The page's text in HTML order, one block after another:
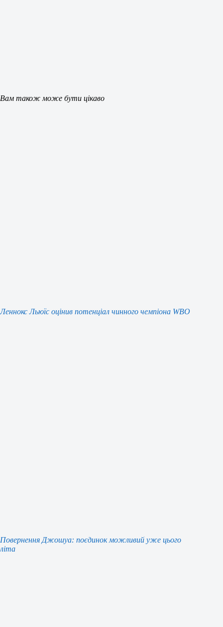
Вам також може бути цікаво
Леннокс Льюїс оцінив потенціал чинного чемпіона WBO
Повернення Джошуа: поєдинок можливий уже цього
літа